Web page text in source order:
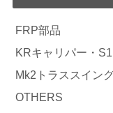
FRP部品
KRキャリパー・
Mk2トラススイン
OTHERS